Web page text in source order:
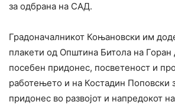
за одбрана на САД.
Градоначалникот Коњановски им
плакети од Општина Битола на Горан
посебен придонес, посветеност и
работењето и на Костадин Поповски
придонес во развојот и напредокот